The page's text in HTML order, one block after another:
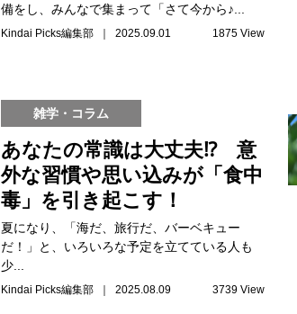
備をし、みんなで集まって「さて今から♪...
Kindai Picks編集部 ｜ 2025.09.01 1875 View
雑学・コラム
あなたの常識は大丈夫⁉ 意
外な習慣や思い込みが「食中
毒」を引き起こす！
夏になり、「海だ、旅行だ、バーベキュー
だ！」と、いろいろな予定を立てている人も
少...
Kindai Picks編集部 ｜ 2025.08.09 3739 View